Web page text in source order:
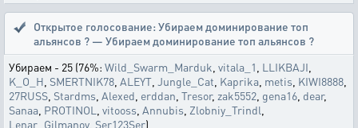
Открытое голосование: Убираем доминирование топ
альянсов ? — Убираем доминирование топ альянсов ?
Убираем - 25 (76%: Wild_Swarm_Marduk vitala_1 LLIKBAJI
K_O_H SMERTNIK78 ALEYT Jungle_Cat Kaprika metis KIWI8888
27RUSS Stardms Alexed erddan Tresor, zak5552 gena16 dear,
Sanaa PROTINOL vitooss Annubis Zlobniy_Trindl
Lenar_Gilmanov Ser123Ser)